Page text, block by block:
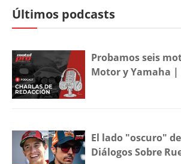
Últimos podcasts
Probamos seis
Motor y Yamaha |
El lado "oscuro"
Diálogos Sobre